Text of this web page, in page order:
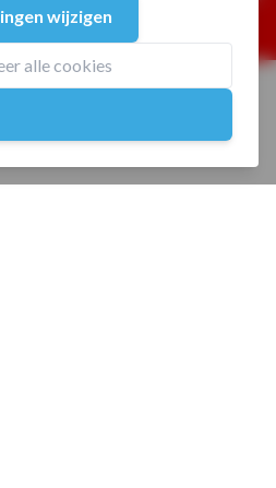
wijzigen
alle cookies
fitnesstoestellen, boksartikelen,
vanaf 19 aug.
set 2 stuks
cuf set 2 stuks